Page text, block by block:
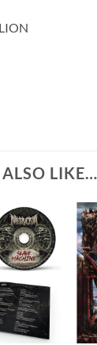
LIKE…